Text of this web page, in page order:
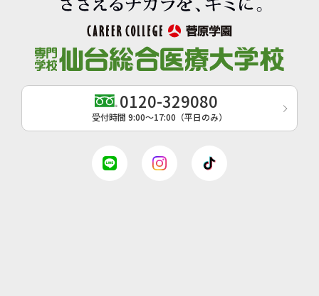
0120-329080
受付時間 9:00〜17:00（平日のみ）